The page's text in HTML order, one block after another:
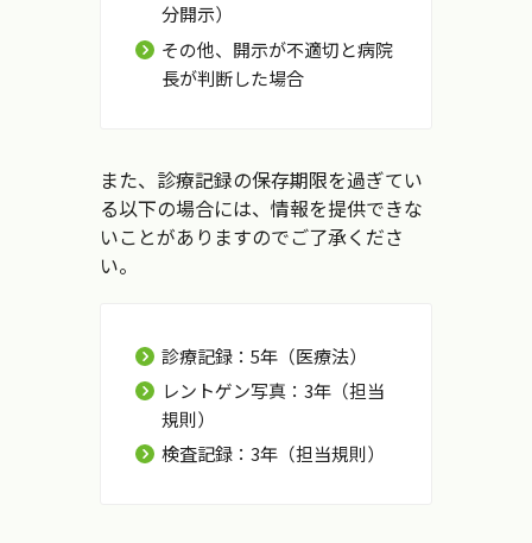
分開示）
その他、開示が不適切と病院
長が判断した場合
また、診療記録の保存期限を過ぎてい
る以下の場合には、情報を提供できな
いことがありますのでご了承くださ
い。
診療記録：5年（医療法）
レントゲン写真：3年（担当
規則）
検査記録：3年（担当規則）